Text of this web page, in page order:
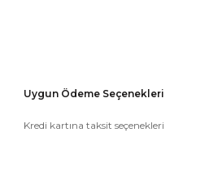
Uygun Ödeme Seçenekleri
Kredi kartına taksit seçenekleri